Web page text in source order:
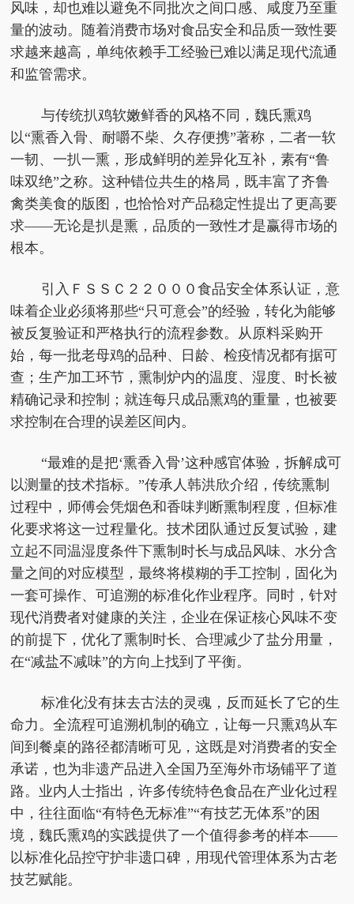
风味，却也难以避免不同批次之间口感、咸度乃至重
量的波动。随着消费市场对食品安全和品质一致性要
求越来越高，单纯依赖手工经验已难以满足现代流通
和监管需求。
与传统扒鸡软嫩鲜香的风格不同，魏氏熏鸡
以“熏香入骨、耐嚼不柴、久存便携”著称，二者一软
一韧、一扒一熏，形成鲜明的差异化互补，素有“鲁
味双绝”之称。这种错位共生的格局，既丰富了齐鲁
禽类美食的版图，也恰恰对产品稳定性提出了更高要
求——无论是扒是熏，品质的一致性才是赢得市场的
根本。
引入ＦＳＳＣ２２０００食品安全体系认证，意
味着企业必须将那些“只可意会”的经验，转化为能够
被反复验证和严格执行的流程参数。从原料采购开
始，每一批老母鸡的品种、日龄、检疫情况都有据可
查；生产加工环节，熏制炉内的温度、湿度、时长被
精确记录和控制；就连每只成品熏鸡的重量，也被要
求控制在合理的误差区间内。
“最难的是把‘熏香入骨’这种感官体验，拆解成可
以测量的技术指标。”传承人韩洪欣介绍，传统熏制
过程中，师傅会凭烟色和香味判断熏制程度，但标准
化要求将这一过程量化。技术团队通过反复试验，建
立起不同温湿度条件下熏制时长与成品风味、水分含
量之间的对应模型，最终将模糊的手工控制，固化为
一套可操作、可追溯的标准化作业程序。同时，针对
现代消费者对健康的关注，企业在保证核心风味不变
的前提下，优化了熏制时长、合理减少了盐分用量，
在“减盐不减味”的方向上找到了平衡。
标准化没有抹去古法的灵魂，反而延长了它的生
命力。全流程可追溯机制的确立，让每一只熏鸡从车
间到餐桌的路径都清晰可见，这既是对消费者的安全
承诺，也为非遗产品进入全国乃至海外市场铺平了道
路。业内人士指出，许多传统特色食品在产业化过程
中，往往面临“有特色无标准”“有技艺无体系”的困
境，魏氏熏鸡的实践提供了一个值得参考的样本——
以标准化品控守护非遗口碑，用现代管理体系为古老
技艺赋能。